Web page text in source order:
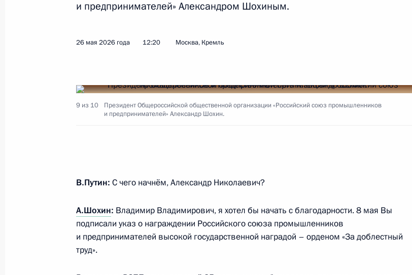
Танзании Самией Сулуху Хассан
1 июня, понедельник
Встреча с руководителем фонда «Круг добра» протоиереем
Александром Ткаченко
1 июня 2026 года, 20:00 Москва, Кремль
и предпринимателей» Александром Шохиным.
26 мая 2026 года 12:20 Москва, Кремль
9 из 10
Президент Общероссийской общественной организации «Российский союз промышленников
и предпринимателей» Александр Шохин.
В.Путин: С чего начнём, Александр Николаевич?
А.Шохин: Владимир Владимирович, я хотел бы начать с благодарности. 8 мая Вы
подписали указ о награждении Российского союза промышленников
и предпринимателей высокой государственной наградой – орденом «За доблестный
труд».